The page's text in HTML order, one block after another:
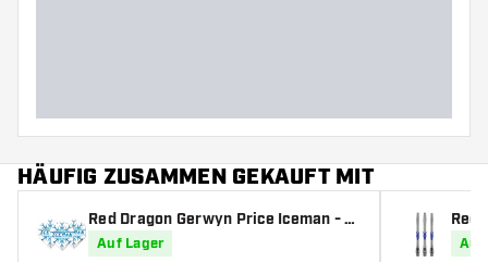
HÄUFIG ZUSAMMEN GEKAUFT MIT
Red Dragon Gerwyn Price Iceman - D
art Flights
Auf Lager
Red
lue
Auf